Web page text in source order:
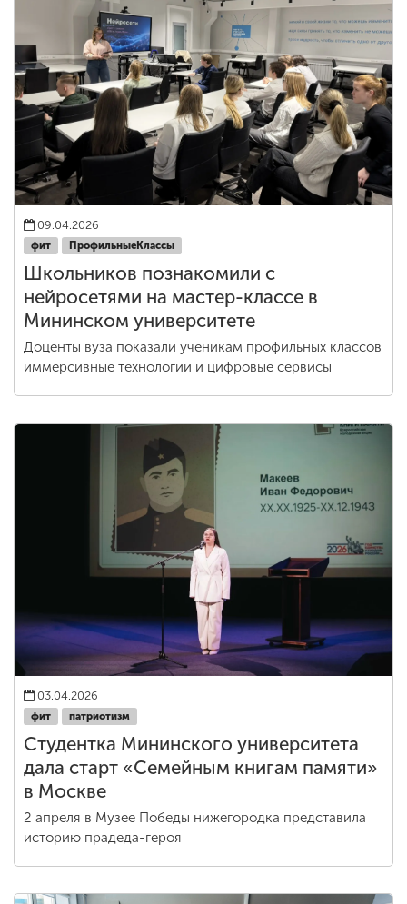
09.04.2026
фит ПрофильныеКлассы
Школьников познакомили с
нейросетями на мастер-классе в
Мининском университете
Доценты вуза показали ученикам профильных классов
иммерсивные технологии и цифровые сервисы
03.04.2026
фит патриотизм
Студентка Мининского университета
дала старт «Семейным книгам памяти»
в Москве
2 апреля в Музее Победы нижегородка представила
историю прадеда-героя